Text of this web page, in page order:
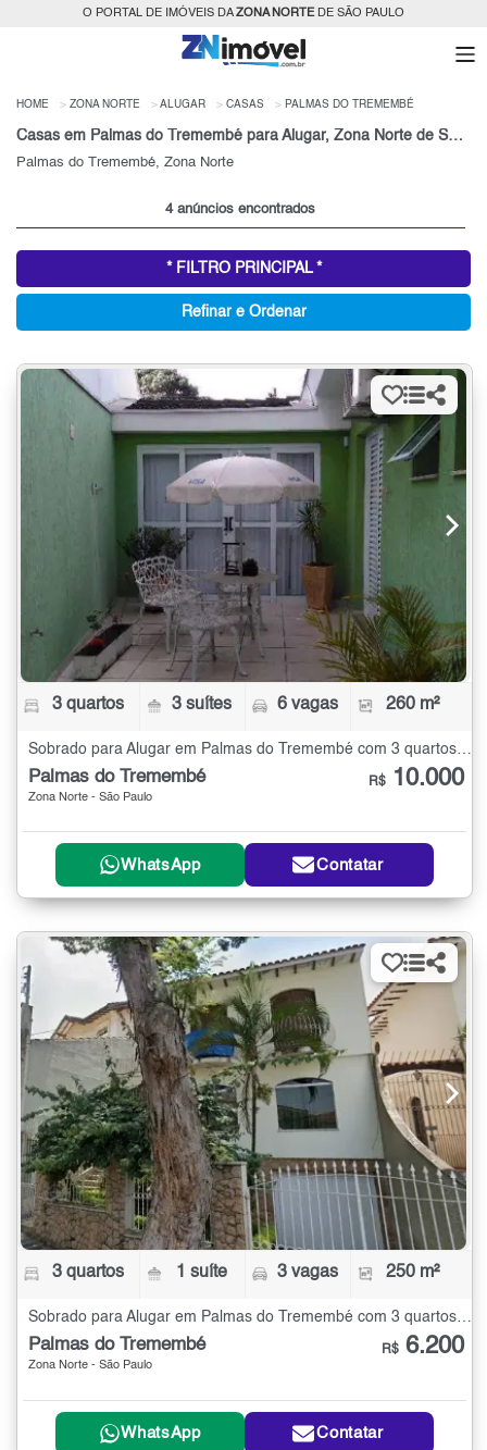
O PORTAL DE IMÓVEIS DAZONA NORTEDE SÃO PAULO
HOME ZONA NORTE ALUGAR CASAS PALMAS DO TREMEMBÉ
Casas em Palmas do Tremembé para Alugar, Zona Norte de São Paulo, SP
Palmas do Tremembé, Zona Norte
4 anúncios encontrados
* FILTRO PRINCIPAL *
Refinar e Ordenar
3 quartos 3 suítes 6 vagas 260 m²
Sobrado para Alugar em Palmas do Tremembé com 3 quartos - 260 m²
Palmas do Tremembé
Zona Norte - São Paulo
R$ 10.000
WhatsApp Contatar
3 quartos 1 suíte 3 vagas 250 m²
Sobrado para Alugar em Palmas do Tremembé com 3 quartos - 250 m²
Palmas do Tremembé
Zona Norte - São Paulo
R$ 6.200
WhatsApp Contatar